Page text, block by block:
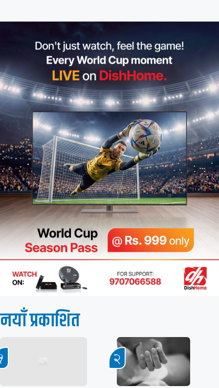
नयाँ प्रकाशित